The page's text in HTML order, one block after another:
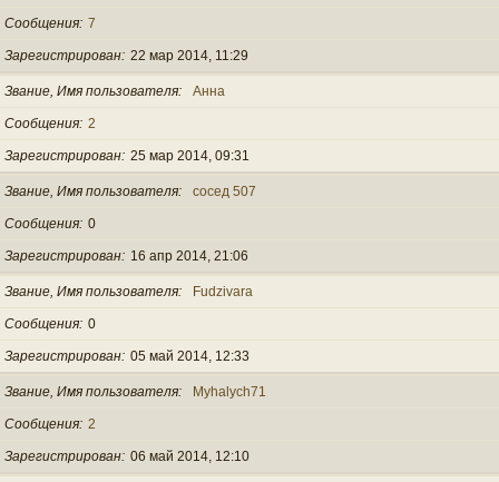
Сообщения 7
Зарегистрирован 22 мар 2014, 11:29
Звание, Имя пользователя Анна
Сообщения 2
Зарегистрирован 25 мар 2014, 09:31
Звание, Имя пользователя сосед 507
Сообщения 0
Зарегистрирован 16 апр 2014, 21:06
Звание, Имя пользователя Fudzivara
Сообщения 0
Зарегистрирован 05 май 2014, 12:33
Звание, Имя пользователя Myhalych71
Сообщения 2
Зарегистрирован 06 май 2014, 12:10